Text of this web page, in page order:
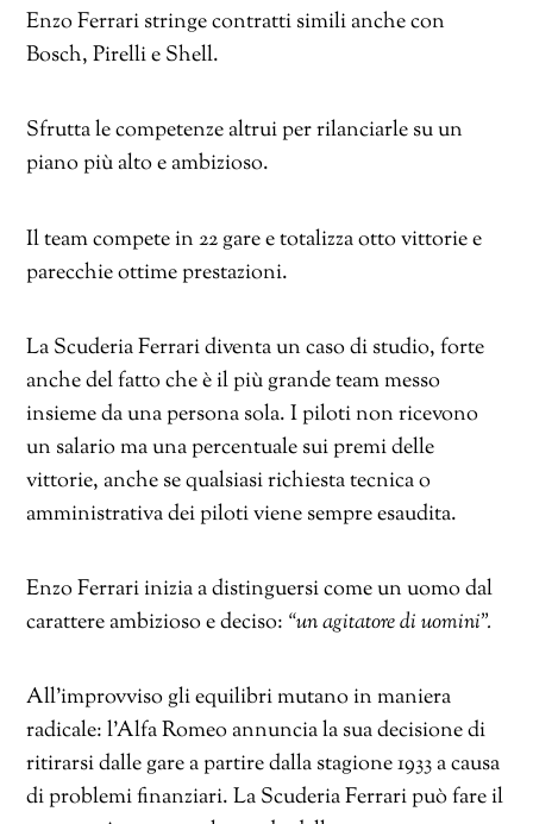
Enzo Ferrari stringe contratti simili anche con
Bosch, Pirelli e Shell.
Sfrutta le competenze altrui per rilanciarle su un
piano più alto e ambizioso.
Il team compete in 22 gare e totalizza otto vittorie e
parecchie ottime prestazioni.
La Scuderia Ferrari diventa un caso di studio, forte
anche del fatto che è il più grande team messo
insieme da una persona sola. I piloti non ricevono
un salario ma una percentuale sui premi delle
vittorie, anche se qualsiasi richiesta tecnica o
amministrativa dei piloti viene sempre esaudita.
Enzo Ferrari inizia a distinguersi come un uomo dal
carattere ambizioso e deciso: “un agitatore di uomini”.
All’improvviso gli equilibri mutano in maniera
radicale: l’Alfa Romeo annuncia la sua decisione di
ritirarsi dalle gare a partire dalla stagione 1933 a causa
di problemi finanziari. La Scuderia Ferrari può fare il